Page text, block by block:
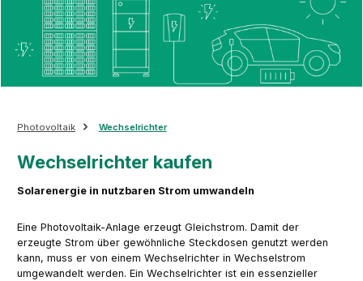
Photovoltaik Wechselrichter
Wechselrichter kaufen
Solarenergie in nutzbaren Strom umwandeln
Eine Photovoltaik-Anlage erzeugt Gleichstrom. Damit der
erzeugte Strom über gewöhnliche Steckdosen genutzt werden
kann, muss er von einem Wechselrichter in Wechselstrom
umgewandelt werden. Ein Wechselrichter ist ein essenzieller